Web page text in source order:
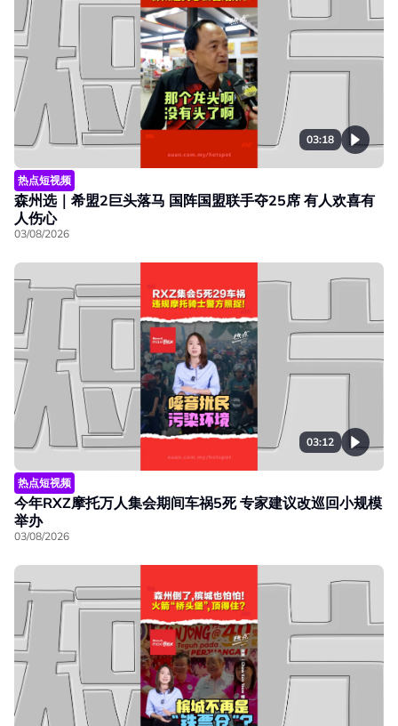
03:18
热点短视频
森州选｜希盟2巨头落马 国阵国盟联手夺25席 有人欢喜有
人伤心
03/08/2026
03:12
热点短视频
今年RXZ摩托万人集会期间车祸5死 专家建议改巡回小规模
举办
03/08/2026